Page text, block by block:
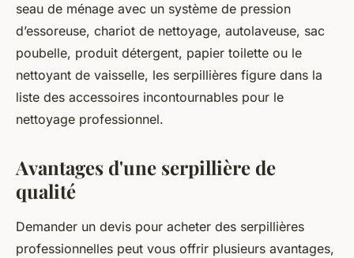
seau de ménage avec un système de pression
d’essoreuse, chariot de nettoyage, autolaveuse, sac
poubelle, produit détergent, papier toilette ou le
nettoyant de vaisselle, les serpillières figure dans la
liste des accessoires incontournables pour le
nettoyage professionnel.
Avantages d'une serpillière de
qualité
Demander un devis pour acheter des serpillières
professionnelles peut vous offrir plusieurs avantages,